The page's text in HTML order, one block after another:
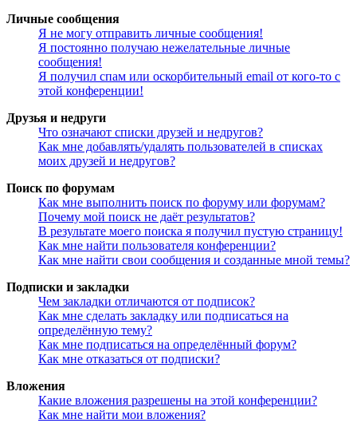
Личные сообщения
Я не могу отправить личные сообщения!
Я постоянно получаю нежелательные личные
сообщения!
Я получил спам или оскорбительный email от кого-то с
этой конференции!
Друзья и недруги
Что означают списки друзей и недругов?
Как мне добавлять/удалять пользователей в списках
моих друзей и недругов?
Поиск по форумам
Как мне выполнить поиск по форуму или форумам?
Почему мой поиск не даёт результатов?
В результате моего поиска я получил пустую страницу!
Как мне найти пользователя конференции?
Как мне найти свои сообщения и созданные мной темы?
Подписки и закладки
Чем закладки отличаются от подписок?
Как мне сделать закладку или подписаться на
определённую тему?
Как мне подписаться на определённый форум?
Как мне отказаться от подписки?
Вложения
Какие вложения разрешены на этой конференции?
Как мне найти мои вложения?